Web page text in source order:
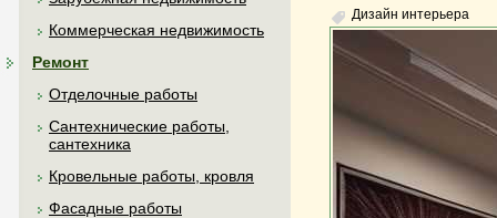
Коммерческая недвижимость
Ремонт
Отделочные работы
Сантехнические работы,
сантехника
Кровельные работы, кровля
Фасадные работы
Дизайн интерьера